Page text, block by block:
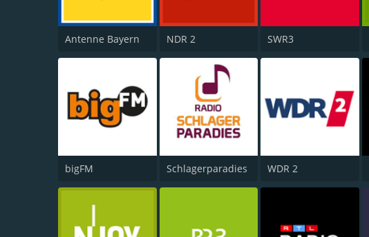
Antenne Bayern NDR 2 SWR3
bigFM Schlagerparadies WDR 2